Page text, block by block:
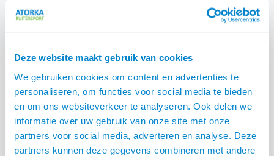
Deze website maakt gebruik van cookies
We gebruiken cookies om content en advertenties te
personaliseren, om functies voor social media te bieden
en om ons websiteverkeer te analyseren. Ook delen we
informatie over uw gebruik van onze site met onze
partners voor social media, adverteren en analyse. Deze
partners kunnen deze gegevens combineren met andere
IJsland? Of een leuk
theeglas met daarop een
IJslander, overigens kan
worden voor koffie en met
een waxine lichtje er in is
het glas ook erg leuk.
Cadeautjes
in alle soorten
en maten voor de
liefhebber van het
IJslandse paard.
Bekijk producten